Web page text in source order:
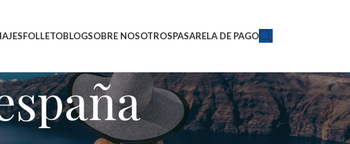
FOLLETOBLOGSOBRE NOSOTROSPASARELA DE PAGO